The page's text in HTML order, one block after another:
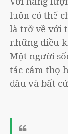
luôn có thể
là trở về với
những điều
Một người
tác cảm thọ
đâu và bất